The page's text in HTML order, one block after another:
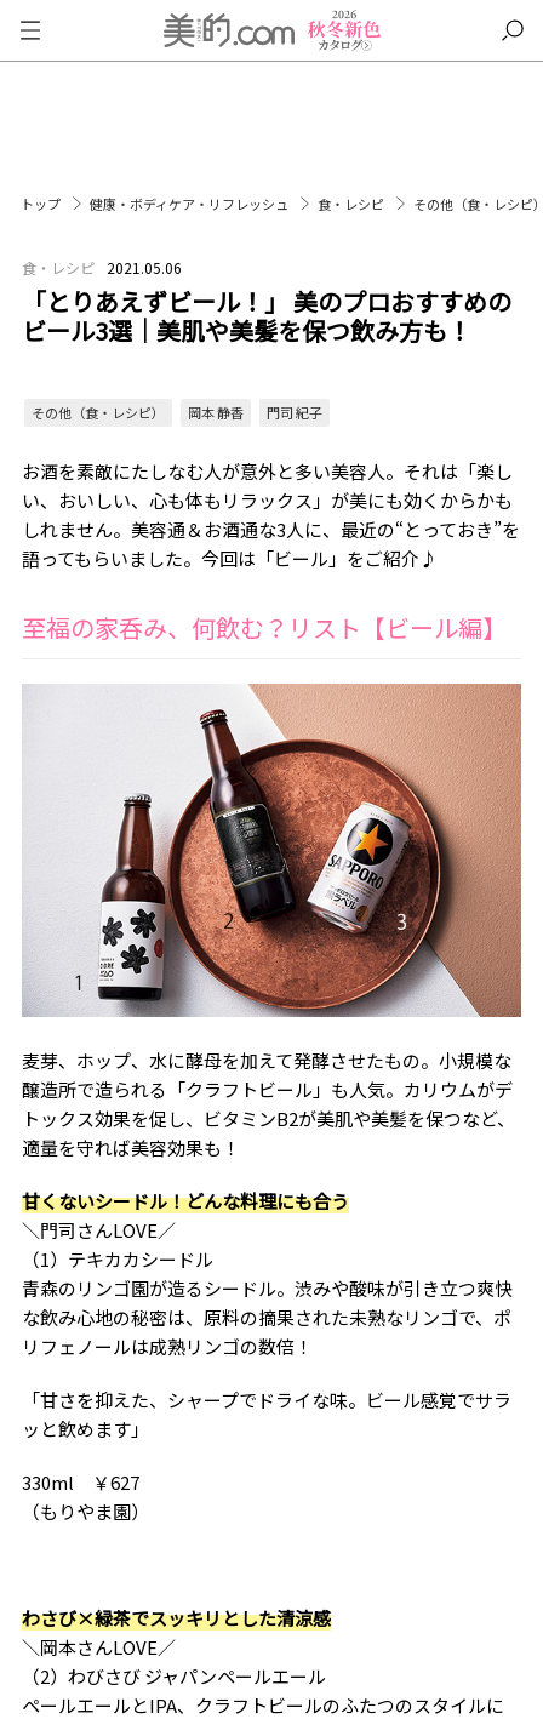
トップ 健康・ボディケア・リフレッシュ 食・レシピ その他（食・レシピ
食・レシピ 2021.05.06
「とりあえずビール！」 美のプロおすすめの
ビール3選｜美肌や美髪を保つ飲み方も！
その他（食・レシピ） 岡本 静香 門司 紀子
お酒を素敵にたしなむ人が意外と多い美容人。それは「楽し
い、おいしい、心も体もリラックス」が美にも効くからかも
しれません。美容通＆お酒通な3人に、最近の“とっておき”を
語ってもらいました。今回は「ビール」をご紹介♪
至福の家呑み、何飲む？リスト【ビール編】
麦芽、ホップ、水に酵母を加えて発酵させたもの。小規模な
醸造所で造られる「クラフトビール」も人気。カリウムがデ
トックス効果を促し、ビタミンB2が美肌や美髪を保つなど、
適量を守れば美容効果も！
甘くないシードル！どんな料理にも合う
＼門司さんLOVE／
（1）テキカカシードル
青森のリンゴ園が造るシードル。渋みや酸味が引き立つ爽快
な飲み心地の秘密は、原料の摘果された未熟なリンゴで、ポ
リフェノールは成熟リンゴの数倍！
「甘さを抑えた、シャープでドライな味。ビール感覚でサラ
ッと飲めます」
330ml ￥627
（もりやま園）
わさび×緑茶でスッキリとした清涼感
＼岡本さんLOVE／
（2）わびさび ジャパンペールエール
ペールエールとIPA、クラフトビールのふたつのスタイルに